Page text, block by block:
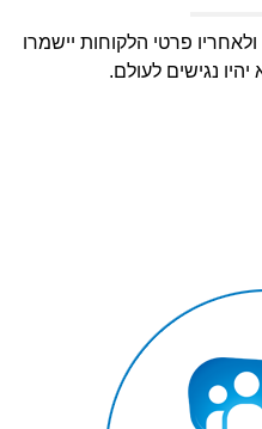
פרטי הלקוחות יישמרו
יהיו נגישים לעולם.